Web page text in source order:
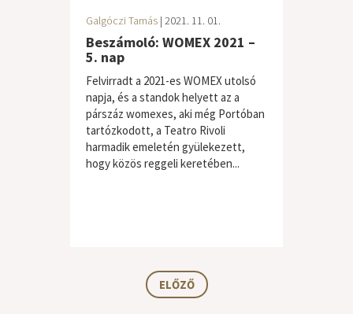
Galgóczi Tamás | 2021. 11. 01.
Beszámoló: WOMEX 2021 –
5. nap
Felvirradt a 2021-es WOMEX utolsó
napja, és a standok helyett az a
párszáz womexes, aki még Portóban
tartózkodott, a Teatro Rivoli
harmadik emeletén gyülekezett,
hogy közös reggeli keretében...
ELŐZŐ